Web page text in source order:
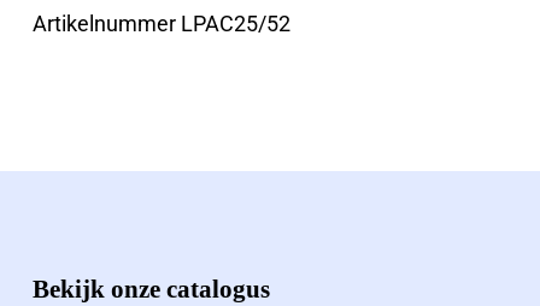
Artikelnummer LPAC25/52
Bekijk onze catalogus